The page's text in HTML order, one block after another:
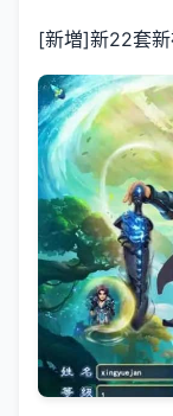
[新増]新22套